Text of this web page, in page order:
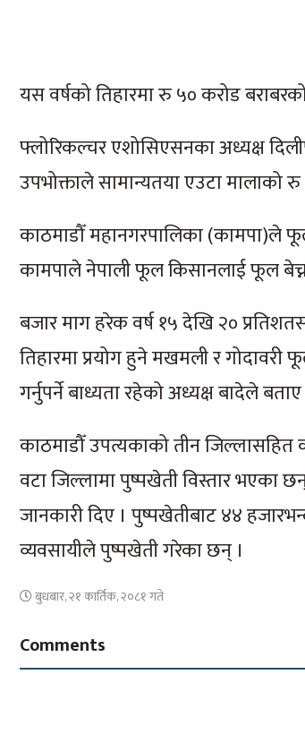
यस वर्षको तिहारमा रु ५० करोड
फ्लोरिकल्चर एशोसिएसनका अध्यक्ष
उपभोक्ताले सामान्यतया एउटा मालाको
काठमाडौँ महानगरपालिका (कामपा)ले
कामपाले नेपाली फूल किसानलाई फूल
बजार माग हरेक वर्ष १५ देखि २०
तिहारमा प्रयोग हुने मखमली र
गर्नुपर्ने बाध्यता रहेको अध्यक्ष बादेले बताए
काठमाडौँ उपत्यकाको तीन जिल्लासहित
वटा जिल्लामा पुष्पखेती विस्तार भएका
जानकारी दिए । पुष्पखेतीबाट ४४
व्यवसायीले पुष्पखेती गरेका छन् ।
बुधबार, २१ कार्तिक, २०८१ गते
Comments